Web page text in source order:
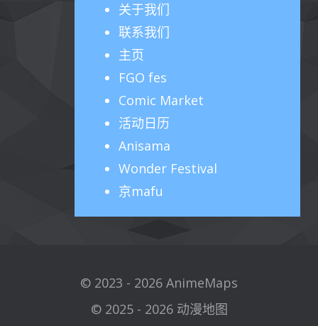
关于我们
联系我们
主页
FGO fes
Comic Market
活动日历
Anisama
Wonder Festival
京mafu
© 2023 - 2026 AnimeMaps
© 2025 - 2026 动漫地图